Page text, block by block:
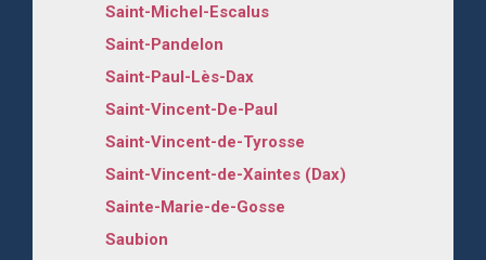
Saint-Michel-Escalus
Saint-Pandelon
Saint-Paul-Lès-Dax
Saint-Vincent-De-Paul
Saint-Vincent-de-Tyrosse
Saint-Vincent-de-Xaintes (Dax)
Sainte-Marie-de-Gosse
Saubion